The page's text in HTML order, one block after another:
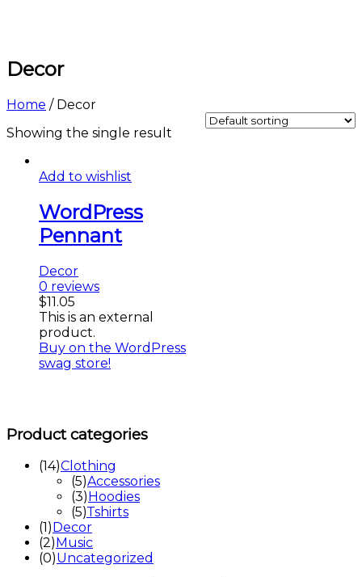
Decor
Home / Decor
Showing the single result
Add to wishlist
WordPress
Pennant
Decor
0 reviews
$11.05
This is an external
product.
Buy on the WordPress
swag store!
Product categories
(14)Clothing
(5)Accessories
(3) Hoodies
(5)Tshirts
(1 ) Decor
(2) Music
(0)Uncategorized